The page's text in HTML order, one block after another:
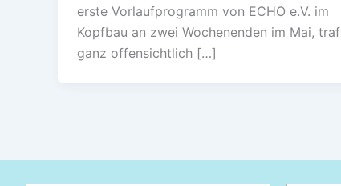
erste Vorlaufprogramm von ECHO e.V. im
Kopfbau an zwei Wochenenden im Mai, traf
ganz offensichtlich […]